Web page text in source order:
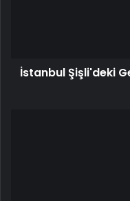
İstanbul Şişli'deki